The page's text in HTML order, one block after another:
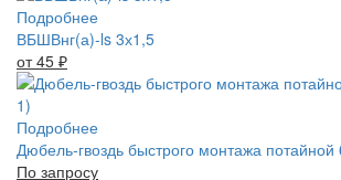
Подробнее
ВБШВнг(а)-ls 3х1,5
от 45 ₽
Подробнее
Дюбель-гвоздь быстрого монтажа потайной
По запросу